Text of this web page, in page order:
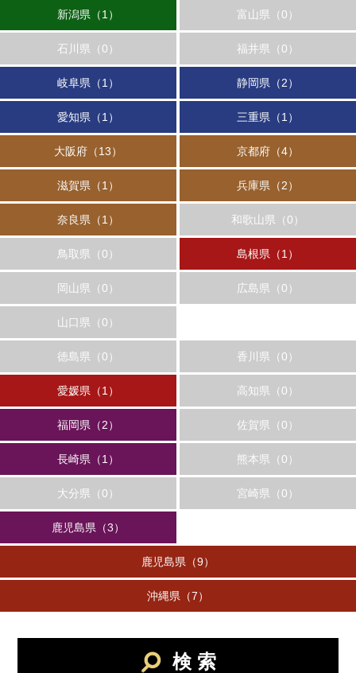
新潟県（1） 富山県（0）
石川県（0） 福井県（0）
岐阜県（1） 静岡県（2）
愛知県（1） 三重県（1）
大阪府（13） 京都府（4）
滋賀県（1） 兵庫県（2）
奈良県（1） 和歌山県（0）
鳥取県（0） 島根県（1）
岡山県（0） 広島県（0）
山口県（0）
徳島県（0） 香川県（0）
愛媛県（1） 高知県（0）
福岡県（2） 佐賀県（0）
長崎県（1） 熊本県（0）
大分県（0） 宮崎県（0）
鹿児島県（3）
鹿児島県（9）
沖縄県（7）
検 索